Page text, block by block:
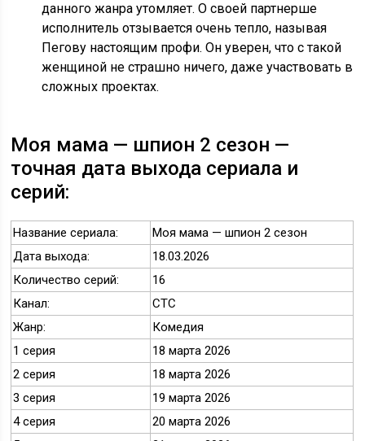
данного жанра утомляет. О своей партнерше
исполнитель отзывается очень тепло, называя
Пегову настоящим профи. Он уверен, что с такой
женщиной не страшно ничего, даже участвовать в
сложных проектах.
Моя мама — шпион 2 сезон —
точная дата выхода сериала и
серий:
Название сериала:
Моя мама — шпион 2 сезон
Дата выхода:
18.03.2026
Количество серий:
16
Канал:
СТС
Жанр:
Комедия
1 серия
18 марта 2026
2 серия
18 марта 2026
3 серия
19 марта 2026
4 серия
20 марта 2026